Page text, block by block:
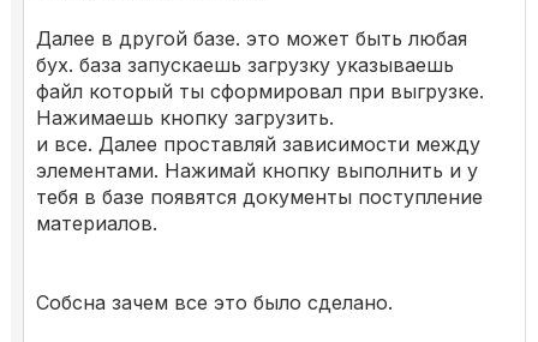
Далее в другой базе. это может быть любая
бух. база запускаешь загрузку указываешь
файл который ты сформировал при выгрузке.
Нажимаешь кнопку загрузить.
и все. Далее проставляй зависимости между
элементами. Нажимай кнопку выполнить и у
тебя в базе появятся документы поступление
материалов.
Собсна зачем все это было сделано.